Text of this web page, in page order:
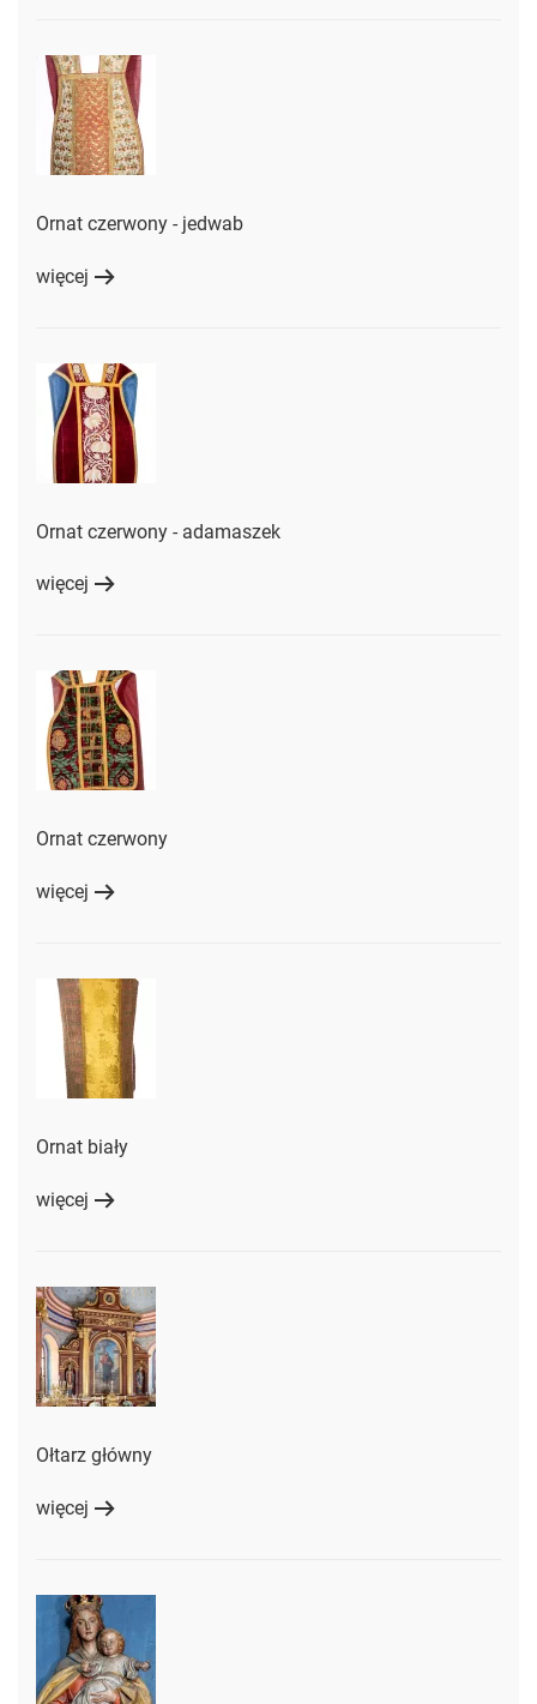
Ornat czerwony - jedwab
więcej
Ornat czerwony - adamaszek
więcej
Ornat czerwony
więcej
Ornat biały
więcej
Ołtarz główny
więcej